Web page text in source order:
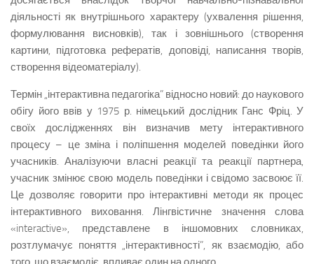
діяльності як внутрішнього характеру (ухвалення рі­шення,
формулювання висновків), так і зовнішнього (створення
картини, підготовка рефератів, доповіді, написання творів,
створення відеоматеріалу).
Термін „інтерактивна педагогіка” відносно новий: до наукового
обігу його ввів у 1975 р. німецький дослідник Ганс Фріц. У
своїх дослідженнях він визначив мету інтерактивного
процесу – це зміна і поліпшення моделей поведінки його
учасників. Аналізуючи власні реакції та реакції партнера,
учасник змінює свою модель поведінки і свідомо засвоює її.
Це дозволяє говорити про інтерактивні методи як процес
інтерактивного виховання. Лінгвістичне значення слова
«interactive», представлене в іншомовних словниках,
розтлумачує поняття „інтерактивності”, як взаємодію, або